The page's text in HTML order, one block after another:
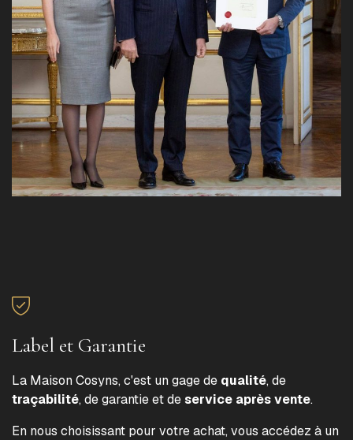
Label et Garantie
La Maison Cosyns, c'est un gage de qualité, de
traçabilité, de garantie et deservice après vente.
En nous choisissant pour votre achat, vous accédez à un